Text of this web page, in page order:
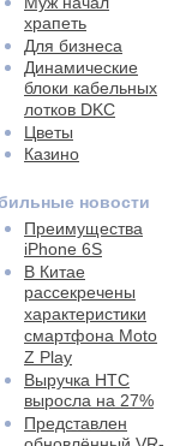
храпеть
Для бизнеса
Динамические
блоки кабельных
лотков DKC
Цветы
Казино
новости
Преимущества
iPhone 6S
В Китае
рассекречены
характеристики
смартфона Moto
Z Play
Выручка HTC
выросла на 27%
Представлен